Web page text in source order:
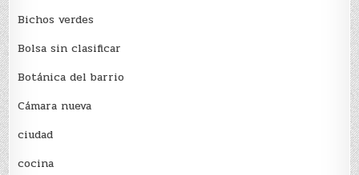
Bichos verdes
Bolsa sin clasificar
Botánica del barrio
Cámara nueva
ciudad
cocina